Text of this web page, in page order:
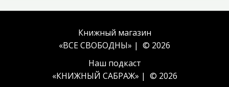
Книжный магазин
«ВСЕ СВОБОДНЫ» | © 2026
Наш подкаст
«КНИЖНЫЙ САБРАЖ» | © 2026